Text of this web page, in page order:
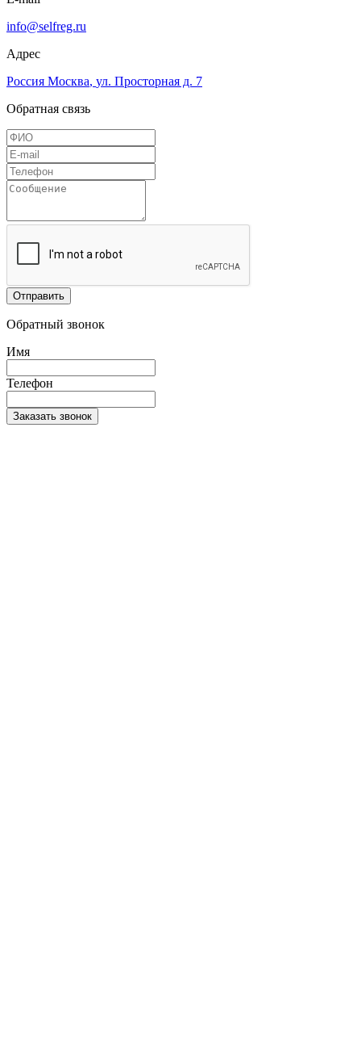
info@selfreg.ru
Адрес
Россия Москва, ул. Просторная д. 7
Обратная связь
Отправить
Обратный звонок
Имя
Телефон
Заказать звонок